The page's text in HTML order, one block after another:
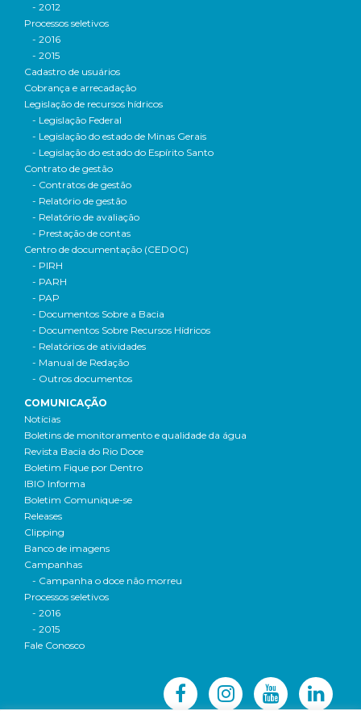
- 2012
Processos seletivos
- 2016
- 2015
Cadastro de usuários
Cobrança e arrecadação
Legislação de recursos hídricos
- Legislação Federal
- Legislação do estado de Minas Gerais
- Legislação do estado do Espírito Santo
Contrato de gestão
- Contratos de gestão
- Relatório de gestão
- Relatório de avaliação
- Prestação de contas
Centro de documentação (CEDOC)
- PIRH
- PARH
- PAP
- Documentos Sobre a Bacia
- Documentos Sobre Recursos Hídricos
- Relatórios de atividades
- Manual de Redação
- Outros documentos
COMUNICAÇÃO
Notícias
Boletins de monitoramento e qualidade da água
Revista Bacia do Rio Doce
Boletim Fique por Dentro
IBIO Informa
Boletim Comunique-se
Releases
Clipping
Banco de imagens
Campanhas
- Campanha o doce não morreu
Processos seletivos
- 2016
- 2015
Fale Conosco